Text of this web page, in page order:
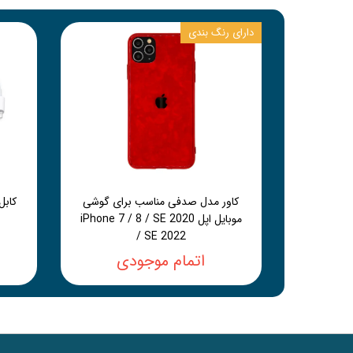
کاور مدل صدفی مناسب برای گوشی
موبایل اپل iPhone 7 / 8 / SE 2020
/ SE 2022
اتمام موجودی
دارای رنگ بندی